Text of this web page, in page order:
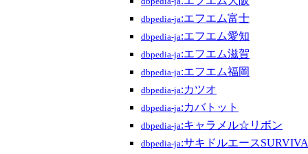
dbpedia-ja:エフエム富士
dbpedia-ja:エフエム愛知
dbpedia-ja:エフエム滋賀
dbpedia-ja:エフエム福岡
dbpedia-ja:カツオ
dbpedia-ja:カバトット
dbpedia-ja:キャラメル☆リボン
dbpedia-ja:サキドルエース